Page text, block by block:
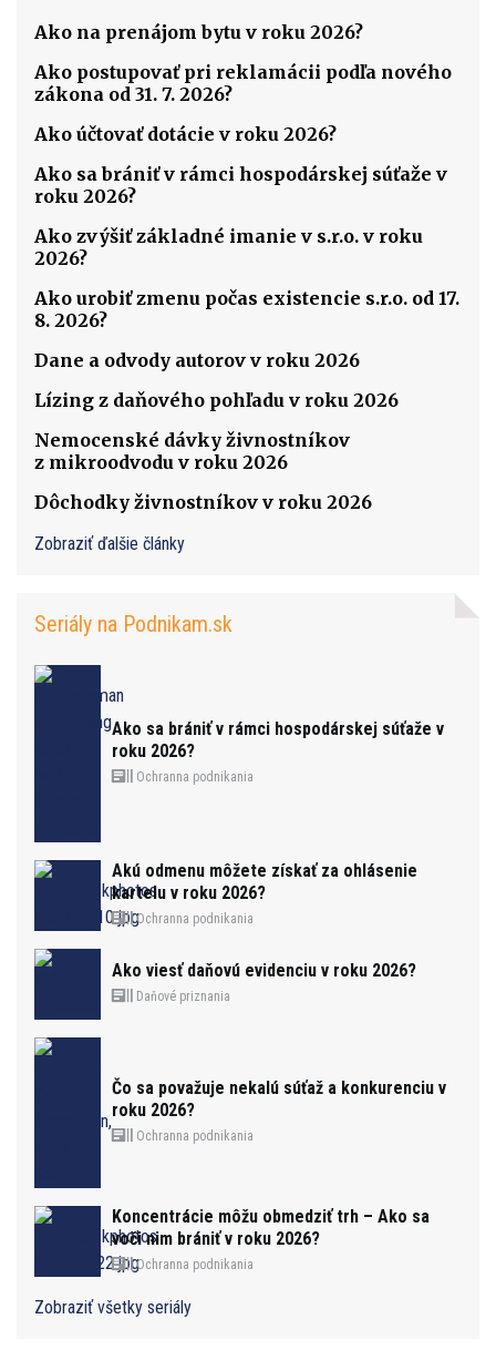
Ako na prenájom bytu v roku 2026?
Ako postupovať pri reklamácii podľa nového
zákona od 31. 7. 2026?
Ako účtovať dotácie v roku 2026?
Ako sa brániť v rámci hospodárskej súťaže v
roku 2026?
Ako zvýšiť základné imanie v s.r.o. v roku
2026?
Ako urobiť zmenu počas existencie s.r.o. od 17.
8. 2026?
Dane a odvody autorov v roku 2026
Lízing z daňového pohľadu v roku 2026
Nemocenské dávky živnostníkov
z mikroodvodu v roku 2026
Dôchodky živnostníkov v roku 2026
Zobraziť ďalšie články
Seriály na Podnikam.sk
Ako sa brániť v rámci hospodárskej súťaže v
roku 2026?
Ochranna podnikania
Akú odmenu môžete získať za ohlásenie
kartelu v roku 2026?
Ochranna podnikania
Ako viesť daňovú evidenciu v roku 2026?
Daňové priznania
Čo sa považuje nekalú súťaž a konkurenciu v
roku 2026?
Ochranna podnikania
Koncentrácie môžu obmedziť trh – Ako sa
voči nim brániť v roku 2026?
Ochranna podnikania
Zobraziť všetky seriály